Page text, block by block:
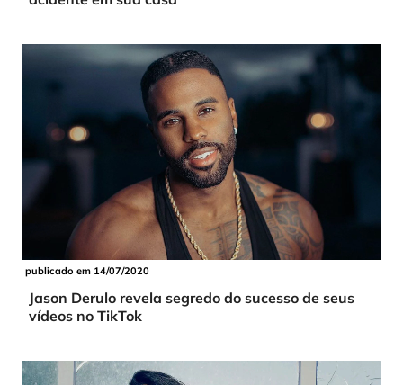
publicado em 14/07/2020
Jason Derulo revela segredo do sucesso de seus
vídeos no TikTok